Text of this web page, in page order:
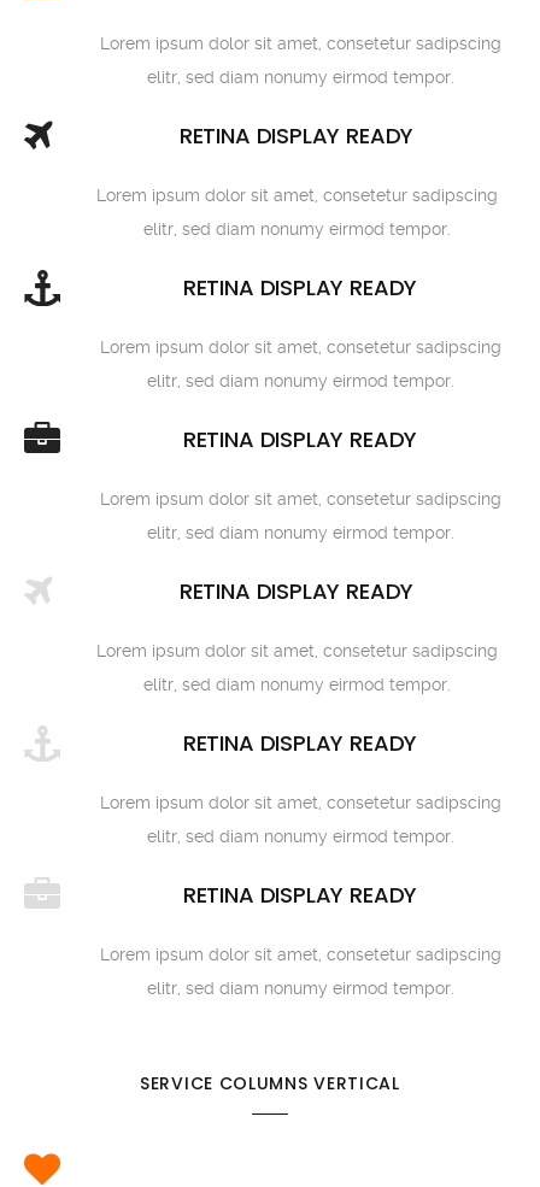
Lorem ipsum dolor sit amet, consetetur sadipscing
elitr, sed diam nonumy eirmod tempor.
RETINA DISPLAY READY
Lorem ipsum dolor sit amet, consetetur sadipscing
elitr, sed diam nonumy eirmod tempor.
RETINA DISPLAY READY
Lorem ipsum dolor sit amet, consetetur sadipscing
elitr, sed diam nonumy eirmod tempor.
RETINA DISPLAY READY
Lorem ipsum dolor sit amet, consetetur sadipscing
elitr, sed diam nonumy eirmod tempor.
RETINA DISPLAY READY
Lorem ipsum dolor sit amet, consetetur sadipscing
elitr, sed diam nonumy eirmod tempor.
RETINA DISPLAY READY
Lorem ipsum dolor sit amet, consetetur sadipscing
elitr, sed diam nonumy eirmod tempor.
RETINA DISPLAY READY
Lorem ipsum dolor sit amet, consetetur sadipscing
elitr, sed diam nonumy eirmod tempor.
SERVICE COLUMNS VERTICAL